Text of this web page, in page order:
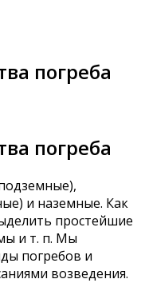
погреба
погреба
и наземные. Как
простейшие
и т. п. Мы
погребов и
возведения.